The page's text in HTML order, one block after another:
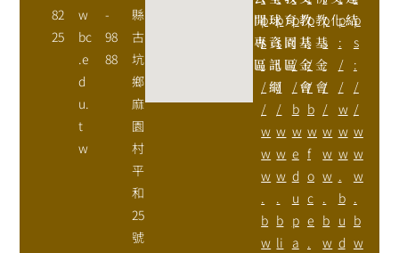
82
25
w
bc
.e
d
u.
t
w
-
98
88
縣
古
坑
鄉
麻
園
村
平
和
25
號
開
專
區
p
s
:
/
/
w
w
w
.
b
w
球
資
訊
網
p
s
:
/
/
w
w
w
.
b
li
育
園
區
p
:
/
/
b
w
e
d
u
p
a
教
基
金
會
p
:
/
/
b
w
f
o
c
e
.
教
基
金
會
p
s
:
/
/
w
w
w
.
b
w
化p
:
/
/
w
w
w
.
b
u
d
結p
s
:
/
/
w
w
w
.
b
w